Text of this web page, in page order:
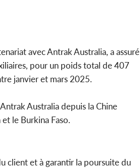
avec Antrak Australia, a assuré
pour un poids total de 407
janvier et mars 2025.
Australia depuis la Chine
le Burkina Faso.
client et à garantir la poursuite du
POLITIQUE
l'indépendance, Alassane
Ouattara prome...